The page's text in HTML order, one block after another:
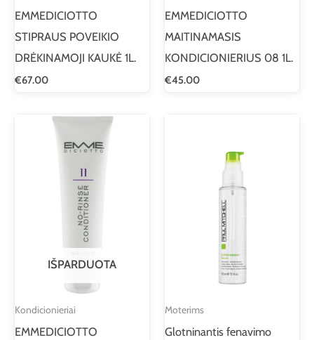
EMMEDICIOTTO
STIPRAUS POVEIKIO
DRĖKINAMOJI KAUKĖ 1L.
€67.00
EMMEDICIOTTO
MAITINAMASIS
KONDICIONIERIUS 08 1L.
€45.00
IŠPARDUOTA
Kondicionieriai
EMMEDICIOTTO
Moterims
Glotninantis fenavimo